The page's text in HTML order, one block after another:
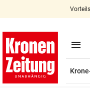
account_circle Anmelden
menu